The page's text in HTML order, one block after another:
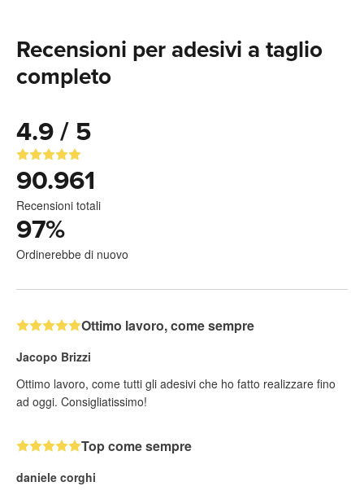
Recensioni per adesivi a taglio
completo
4.9 / 5
90.961
Recensioni totali
97%
Ordinerebbe di nuovo
Ottimo lavoro, come sempre
Jacopo Brizzi
Ottimo lavoro, come tutti gli adesivi che ho fatto realizzare fino
ad oggi. Consigliatissimo!
Top come sempre
daniele corghi